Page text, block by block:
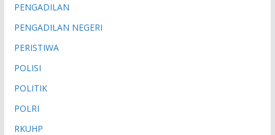
PENGADILAN
PENGADILAN NEGERI
PERISTIWA
POLISI
POLITIK
POLRI
RKUHP